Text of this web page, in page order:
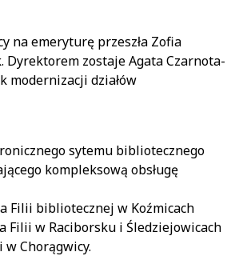
na emeryturę przeszła Zofia
Dyrektorem zostaje Agata Czarnota-
modernizacji działów
sytemu bibliotecznego
kompleksową obsługę
Filii bibliotecznej w Koźmicach
Filii w Raciborsku i Śledziejowicach
Chorągwicy.